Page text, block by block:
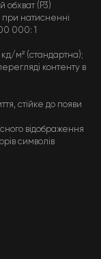
обхват (P3)
при натисненні
000: 1
кд/м² (стандартна);
контенту в
стійке до появи
відображення
символів